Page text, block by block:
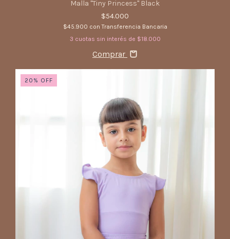
Malla "Tiny Princess" Black
$54.000
$45.900 con Transferencia Bancaria
3 cuotas sin interés de $18.000
Comprar
20 % OFF